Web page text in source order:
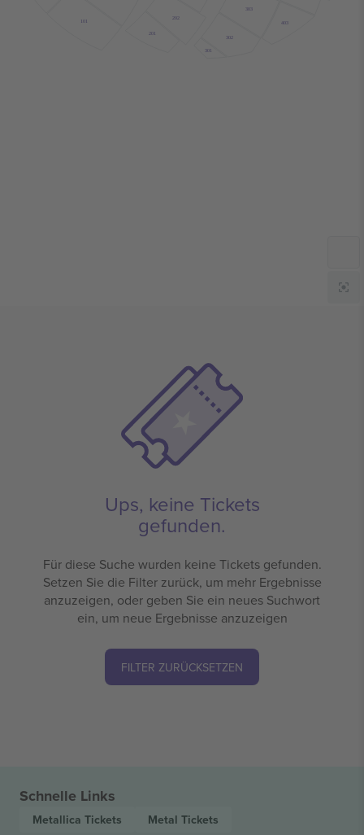
101
201
202
301
302
303
403
Ups, keine Tickets
gefunden.
Für diese Suche wurden keine Tickets gefunden.
Setzen Sie die Filter zurück, um mehr Ergebnisse
anzuzeigen, oder geben Sie ein neues Suchwort
ein, um neue Ergebnisse anzuzeigen
FILTER ZURÜCKSETZEN
Schnelle Links
Metallica Tickets Metal Tickets